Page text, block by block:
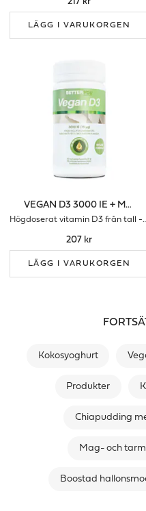
LÄGG I VARUKORGEN
VEGAN D3 3000 IE + MCT-FETT
Högdoserat vitamin D3
207 kr
LÄGG I VARUKORGEN
Kokosyoghurt
Produkter
Chiapudding
Mag- och
Boostad